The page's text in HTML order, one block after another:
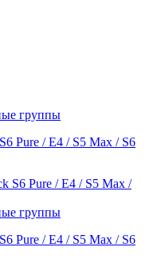
группы
Pure / E4 / S5 Max / S6
группы
Pure / E4 / S5 Max / S6